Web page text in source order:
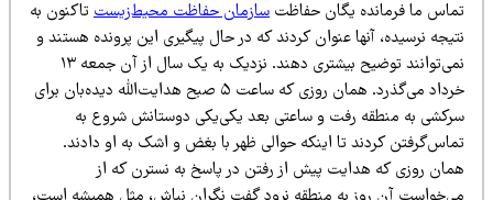
ما فرمانده یگان حفاظتسازمان حفاظت محیط‌زیستتاکنون به
نرسیده، آنها عنوان کردند که در حال پیگیری این پرونده هستند و
نمی‌توانند توضیح بیشتری دهند. نزدیک به یک سال از آن جمعه ۱۳
خرداد می‌گذرد. همان روزی که ساعت ۵ صبح هدایت‌الله دیده‌بان برای
به منطقه رفت و ساعتی بعد یکی‌یکی دوستانش شروع به
کردند تا اینکه حوالی ظهر با بغض و اشک به او دادند.
روزی که هدایت پیش از رفتن در پاسخ به نسترن که از